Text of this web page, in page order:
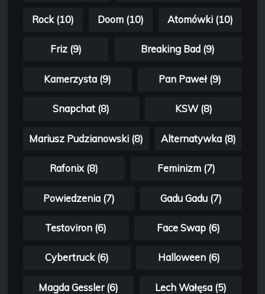
Rock (10) Doom (10) Atomówki (10)
Friz (9) Breaking Bad (9)
Kamerzysta (9) Pan Paweł (9)
Snapchat (8) KSW (8)
Mariusz Pudzianowski (8) Alternatywka (8)
Rafonix (8) Feminizm (7)
Powiedzenia (7) Gadu Gadu (7)
Testoviron (6) Face Swap (6)
Cybertruck (6) Halloween (6)
Magda Gessler (6) Lech Wałęsa (5)